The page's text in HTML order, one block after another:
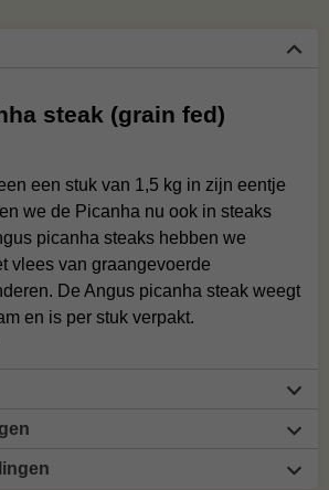
steak (grain fed)
een stuk van 1,5 kg in zijn eentje
we de Picanha nu ook in steaks
picanha steaks hebben we
vlees van graangevoerde
De Angus picanha steak weegt
en is per stuk verpakt.